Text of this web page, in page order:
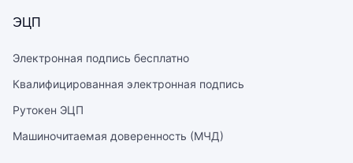
ЭЦП
Электронная подпись бесплатно
Квалифицированная электронная подпись
Рутокен ЭЦП
Машиночитаемая доверенность (МЧД)